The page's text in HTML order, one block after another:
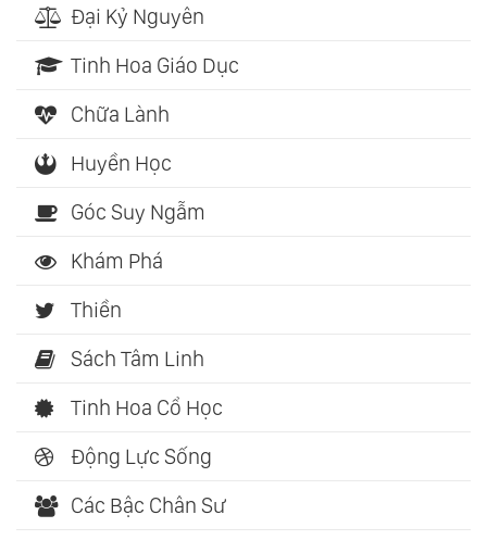
Đại Kỷ Nguyên
Tinh Hoa Giáo Dục
Chữa Lành
Huyền Học
Góc Suy Ngẫm
Khám Phá
Thiền
Sách Tâm Linh
Tinh Hoa Cổ Học
Động Lực Sống
Các Bậc Chân Sư